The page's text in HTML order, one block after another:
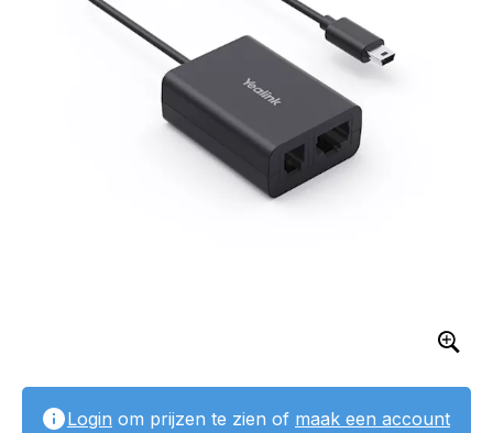
Login om prijzen te zien of maak een account